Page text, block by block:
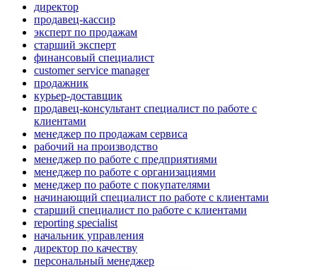
директор
продавец-кассир
эксперт по продажам
старший эксперт
финансовый специалист
customer service manager
продажник
курьер-доставщик
продавец-консультант специалист по работе с
клиентами
менеджер по продажам сервиса
рабочий на производство
менеджер по работе с предприятиями
менеджер по работе с организациями
менеджер по работе с покупателями
начинающий специалист по работе с клиентами
старший специалист по работе с клиентами
reporting specialist
начальник управления
директор по качеству
персональный менеджер